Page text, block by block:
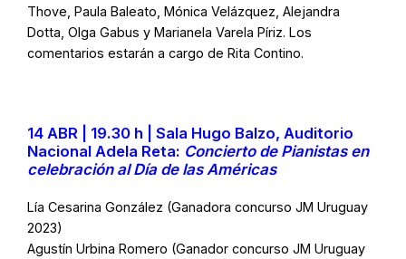
Thove, Paula Baleato, Mónica Velázquez, Alejandra
Dotta, Olga Gabus y Marianela Varela Píriz. Los
comentarios estarán a cargo de Rita Contino.
14 ABR | 19.30 h | Sala Hugo Balzo, Auditorio
Nacional Adela Reta: Concierto de Pianistas en
celebración al Día de las Américas
Lía Cesarina González (Ganadora concurso JM Uruguay
2023)
Agustín Urbina Romero (Ganador concurso JM Uruguay